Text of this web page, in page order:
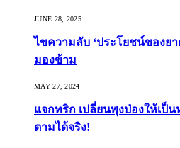
JUNE 28, 2025
ไขความลับ ‘ประโยชน์ของย
มองข้าม
MAY 27, 2024
แจกทริก เปลี่ยนพุงป่องให้เป็
ตามได้จริง!